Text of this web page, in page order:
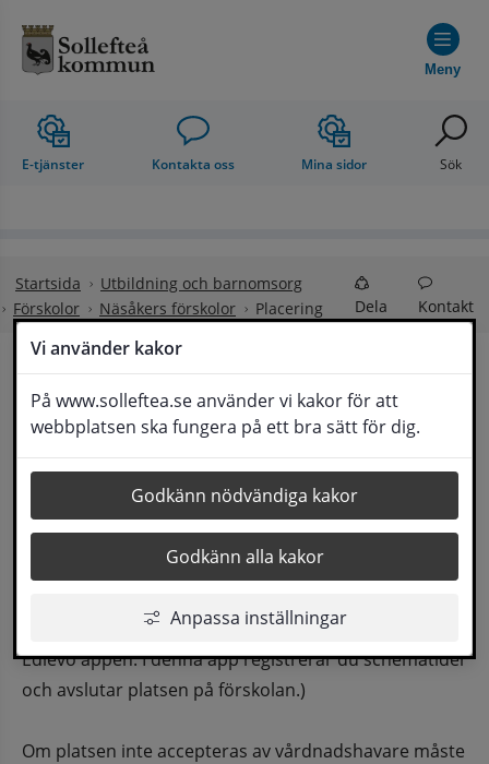
Vi använder kakor
På www.solleftea.se använder vi kakor för att
webbplatsen ska fungera på ett bra sätt för dig.
Godkänn nödvändiga kakor
Godkänn alla kakor
Anpassa inställningar
Meny
E-tjänster Kontakta oss Mina sidor Sök
Startsida
Utbildning och barnomsorg
Förskolor
Näsåkers förskolor Placering Dela Kontakt
Placering
Det är rektor vid respektive enhet som beslutar
om placering i förskole- och
fritidshemsverksamhet. Plats erbjuds enligt
föräldrarnas önskemål så långt det är möjligt.
tillsammans med information om förskolan och
Edlevo appen. I denna app registrerar du schematider
och avslutar platsen på förskolan.)
Om platsen inte accepteras av vårdnadshavare måste